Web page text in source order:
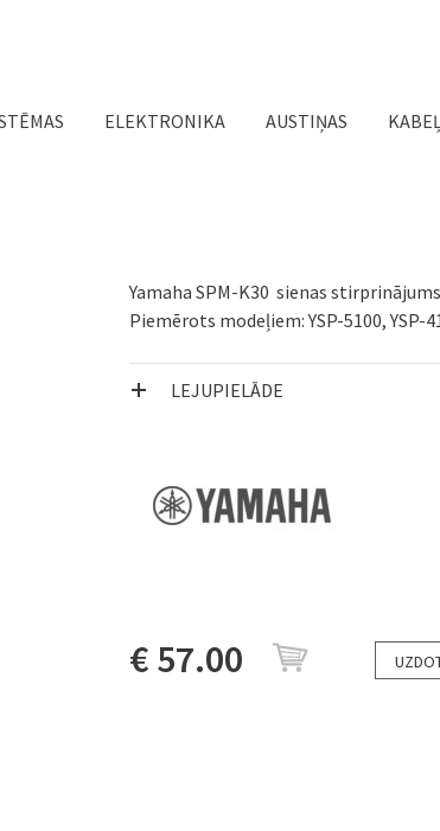
ELEKTRONIKA AUSTIŅAS
Yamaha SPM-K30 sienas
Piemērots modeļiem: YSP-5100, YSP-
LEJUPIELĀDE
€ 57.00